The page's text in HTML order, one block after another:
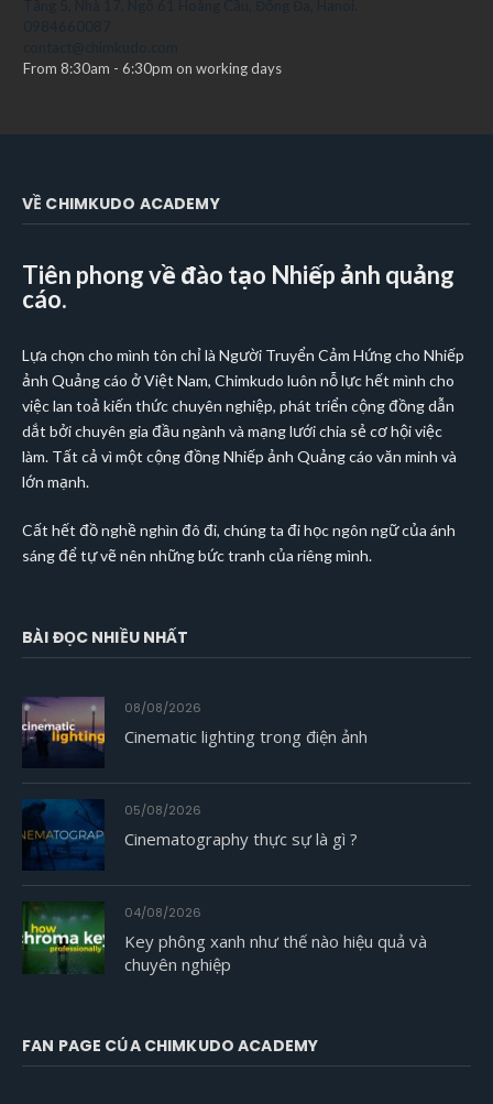
From 8:30am - 6:30pm on working days
VỀ CHIMKUDO ACADEMY
Tiên phong về đào tạo Nhiếp ảnh quảng
cáo.
Lựa chọn cho mình tôn chỉ là Người Truyển Cảm Hứng cho Nhiếp
ảnh Quảng cáo ở Việt Nam, Chimkudo luôn nỗ lực hết mình cho
việc lan toả kiến thức chuyên nghiệp, phát triển cộng đồng dẫn
dắt bởi chuyên gia đầu ngành và mạng lưới chia sẻ cơ hội việc
làm. Tất cả vì một cộng đồng Nhiếp ảnh Quảng cáo văn minh và
lớn mạnh.
Cất hết đồ nghề nghìn đô đi, chúng ta đi học ngôn ngữ của ánh
sáng để tự vẽ nên những bức tranh của riêng mình.
BÀI ĐỌC NHIỀU NHẤT
08/08/2026
Cinematic lighting trong điện ảnh
05/08/2026
Cinematography thực sự là gì ?
04/08/2026
Key phông xanh như thế nào hiệu quả và
chuyên nghiệp
FAN PAGE CỦA CHIMKUDO ACADEMY